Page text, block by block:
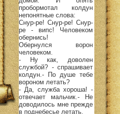
пробормотал колдун
непонятные слова:
Снур-ре! Снур-ре! Снур-
ре - випс! Человеком
обернись!
Обернулся ворон
человеком.
- Ну как, доволен
службой? - спрашивает
колдун.- По душе тебе
вороном летать?
- Да, служба хороша! -
отвечает мальчик.- Не
доводилось мне прежде
в поднебесье летать.